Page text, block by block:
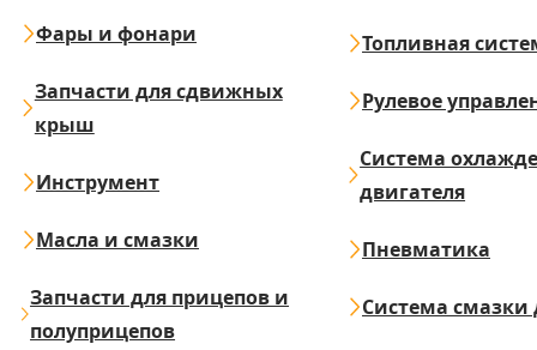
Фары и фонари
Запчасти для сдвижных
крыш
Инструмент
Масла и смазки
Запчасти для прицепов и
полуприцепов
Топливная
Рулевое
Система
двигателя
Пневматика
Система смазки